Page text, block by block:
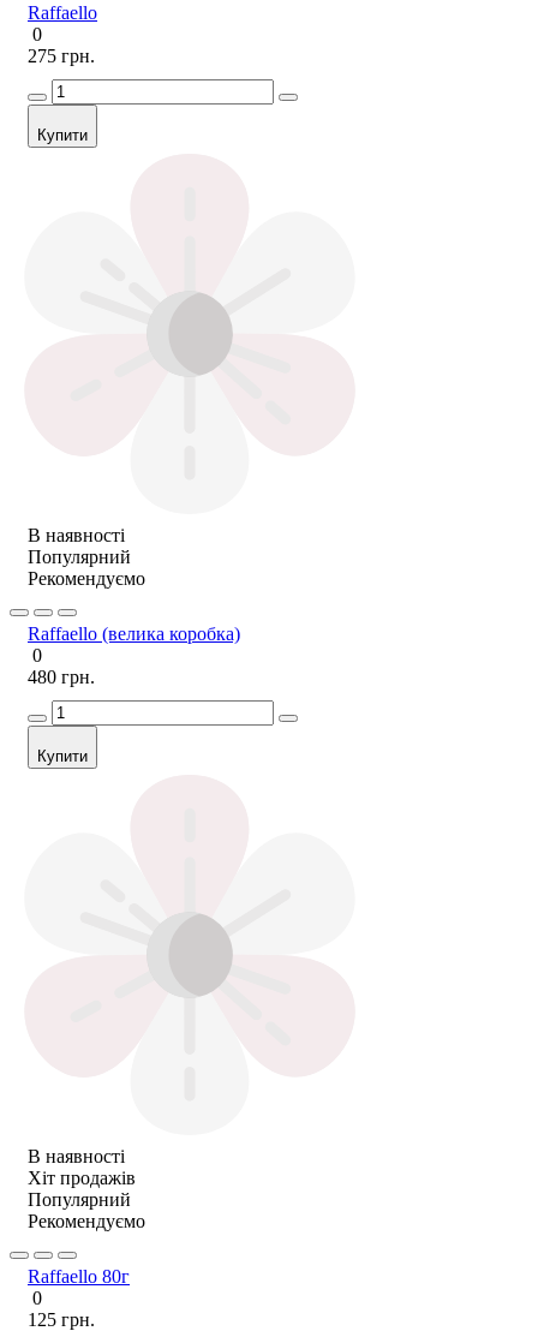
Raffaello
0
275 грн.
Купити
В наявності
Популярний
Рекомендуємо
Raffaello (велика коробка)
0
480 грн.
Купити
В наявності
Хіт продажів
Популярний
Рекомендуємо
Raffaello 80г
0
125 грн.